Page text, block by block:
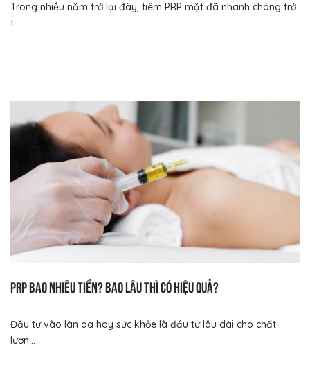
Trong nhiều năm trở lại đây, tiêm PRP mặt đã nhanh chóng trở
t...
PRP bao nhiêu tiền? Bao lâu thì có hiệu quả?
Đầu tư vào làn da hay sức khỏe là đầu tư lâu dài cho chất
lượn...